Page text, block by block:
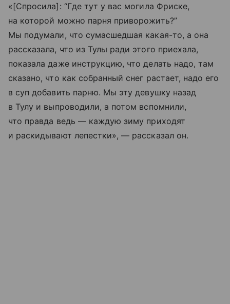
«[Спросила]: “Где тут у вас могила Фриске,
на которой можно парня приворожить?”
Мы подумали, что сумасшедшая какая-то, а она
рассказала, что из Тулы ради этого приехала,
показала даже инструкцию, что делать надо, там
сказано, что как собранный снег растает, надо его
в суп добавить парню. Мы эту девушку назад
в Тулу и выпроводили, а потом вспомнили,
что правда ведь — каждую зиму приходят
и раскидывают лепестки», — рассказал он.